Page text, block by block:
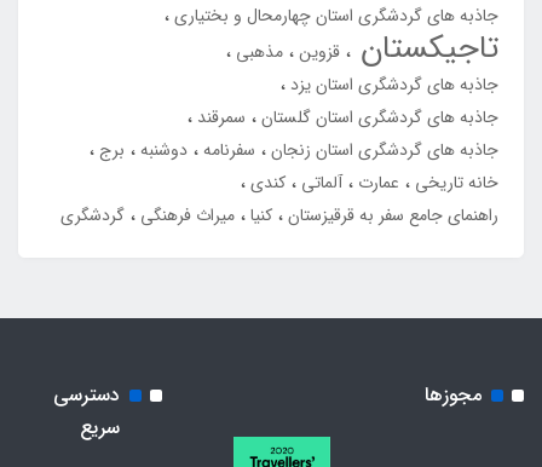
جاذبه های گردشگری استان چهارمحال و بختیاری
تاجیکستان قزوین مذهبی
جاذبه های گردشگری استان یزد
جاذبه های گردشگری استان گلستان
سمرقند
جاذبه های گردشگری استان زنجان
سفرنامه دوشنبه
برج
خانه تاریخی
عمارت آلماتی
کندی
راهنمای جامع سفر به قرقیزستان کنیا میراث فرهنگی گردشگری
مجوزها
دسترسی
سریع